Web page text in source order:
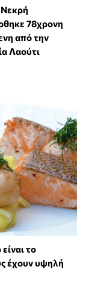
78χρονη
από την
Λαούτι
το
έχουν υψηλή